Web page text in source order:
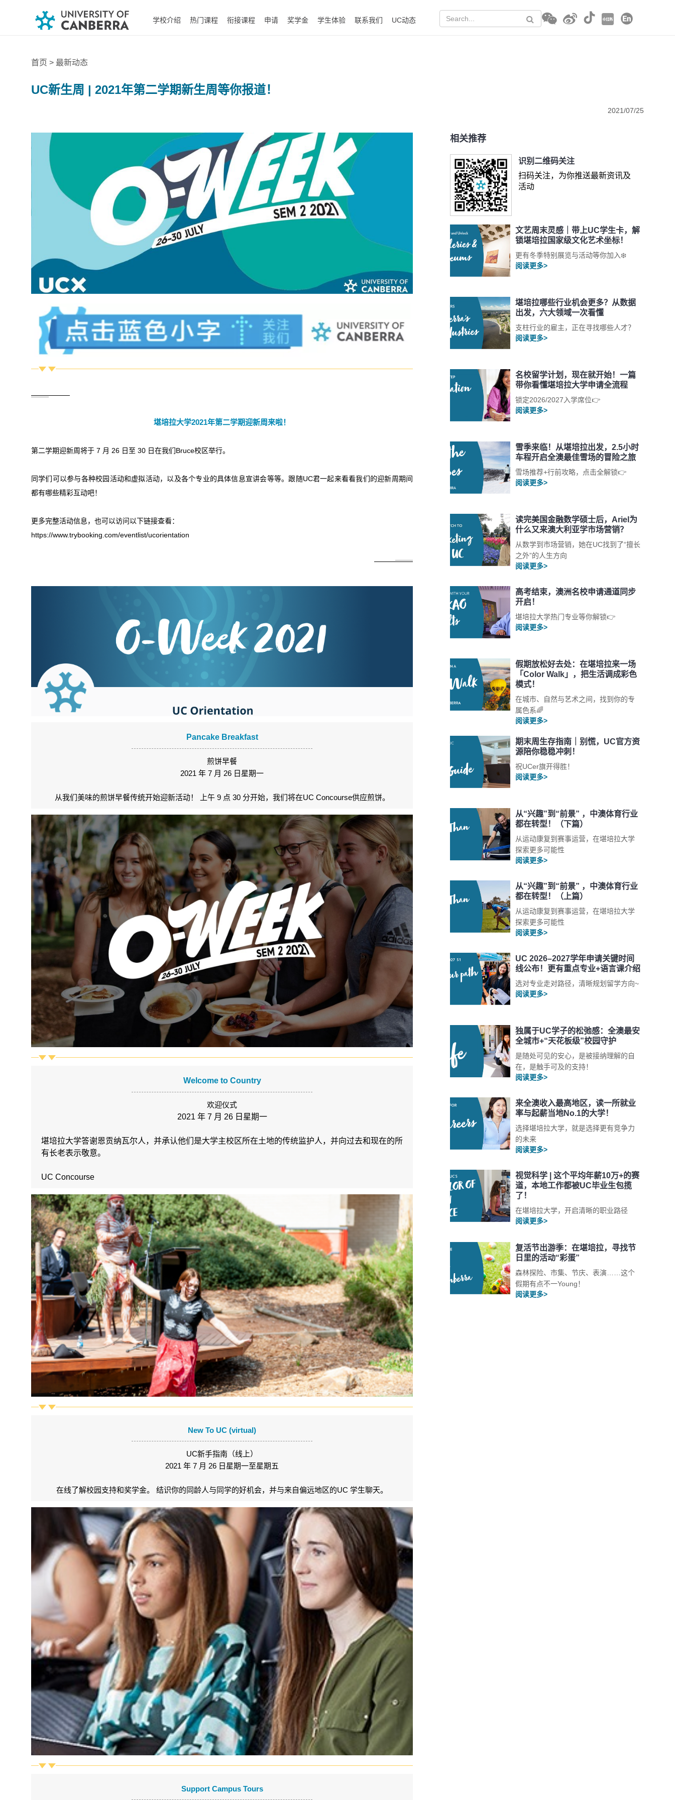
学校介绍 热门课程 衔接课程 申请 奖学金 学生体验 联系我们 UC动态
首页 > 最新动态
UC新生周 | 2021年第二学期新生周等你报道！
2021/07/25
堪培拉大学2021年第二学期迎新周来啦！
第二学期迎新周将于 7 月 26 日至 30 日在我们Bruce校区举行。
同学们可以参与各种校园活动和虚拟活动，以及各个专业的具体信息宣讲会等等。跟随UC君一起来看看我们的迎新周期间
都有哪些精彩互动吧！
更多完整活动信息，也可以访问以下链接查看：
https://www.trybooking.com/eventlist/ucorientation
Pancake Breakfast
煎饼早餐
2021 年 7 月 26 日星期一
从我们美味的煎饼早餐传统开始迎新活动！ 上午 9 点 30 分开始，我们将在UC Concourse供应煎饼。
Welcome to Country
欢迎仪式
2021 年 7 月 26 日星期一
堪培拉大学答谢恩贡纳瓦尔人，并承认他们是大学主校区所在土地的传统监护人，并向过去和现在的所
有长老表示敬意。
UC Concourse
New To UC (virtual)
UC新手指南（线上）
2021 年 7 月 26 日星期一至星期五
在线了解校园支持和奖学金。 结识你的同龄人与同学的好机会，并与来自偏远地区的UC 学生聊天。
Support Campus Tours
相关推荐
识别二维码关注
扫码关注，为你推送最新资讯及
活动
文艺周末灵感｜带上UC学生卡，解
锁堪培拉国家级文化艺术坐标！
更有冬季特别展览与活动等你加入❄️
阅读更多>
堪培拉哪些行业机会更多？从数据
出发，六大领域一次看懂
支柱行业的雇主，正在寻找哪些人才？
阅读更多>
名校留学计划，现在就开始！一篇
带你看懂堪培拉大学申请全流程
锁定2026/2027入学席位👉
阅读更多>
雪季来临！从堪培拉出发，2.5小时
车程开启全澳最佳雪场的冒险之旅
雪场推荐+行前攻略，点击全解锁👉
阅读更多>
读完美国金融数学硕士后，Ariel为
什么又来澳大利亚学市场营销？
从数学到市场营销，她在UC找到了“擅长
之外”的人生方向
阅读更多>
高考结束，澳洲名校申请通道同步
开启！
堪培拉大学热门专业等你解锁👉
阅读更多>
假期放松好去处：在堪培拉来一场
「Color Walk」，把生活调成彩色
模式！
在城市、自然与艺术之间，找到你的专
属色系🌈
阅读更多>
期末周生存指南｜别慌，UC官方资
源陪你稳稳冲刺！
祝UCer旗开得胜！
阅读更多>
从“兴趣”到“前景” ，中澳体育行业
都在转型！（下篇）
从运动康复到赛事运营，在堪培拉大学
探索更多可能性
阅读更多>
从“兴趣”到“前景” ，中澳体育行业
都在转型！（上篇）
从运动康复到赛事运营，在堪培拉大学
探索更多可能性
阅读更多>
UC 2026–2027学年申请关键时间
线公布！更有重点专业+语言课介绍
选对专业走对路径，清晰规划留学方向~
阅读更多>
独属于UC学子的松弛感：全澳最安
全城市+“天花板级”校园守护
是随处可见的安心，是被接纳理解的自
在，是触手可及的支持！
阅读更多>
来全澳收入最高地区，读一所就业
率与起薪当地No.1的大学！
选择堪培拉大学，就是选择更有竞争力
的未来
阅读更多>
视觉科学 | 这个平均年薪10万+的赛
道，本地工作都被UC毕业生包揽
了！
在堪培拉大学，开启清晰的职业路径
阅读更多>
复活节出游季：在堪培拉，寻找节
日里的活动“彩蛋”
森林探险、市集、节庆、表演……这个
假期有点不一Young！
阅读更多>